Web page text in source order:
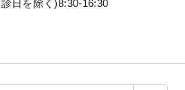
日を除く)8:30-16:30